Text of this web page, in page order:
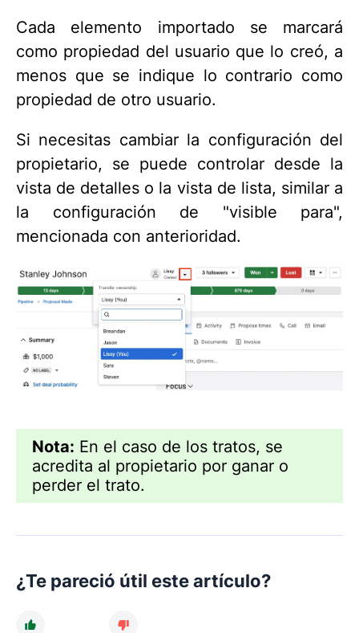
Cada elemento importado se marcará
como propiedad del usuario que lo creó, a
menos que se indique lo contrario como
propiedad de otro usuario.
Si necesitas cambiar la configuración del
propietario, se puede controlar desde la
vista de detalles o la vista de lista, similar a
la configuración de "visible para",
mencionada con anterioridad.
Nota: En el caso de los tratos, se
acredita al propietario por ganar o
perder el trato.
¿Te pareció útil este artículo?